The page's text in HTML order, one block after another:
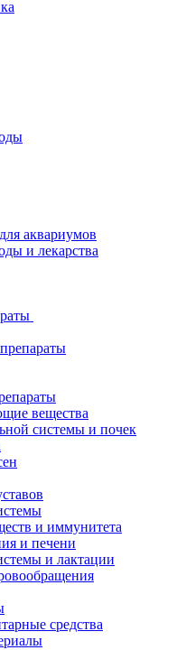
аквариумов
и лекарства
вещества
системы и почек
и иммунитета
и печени
и лактации
средства